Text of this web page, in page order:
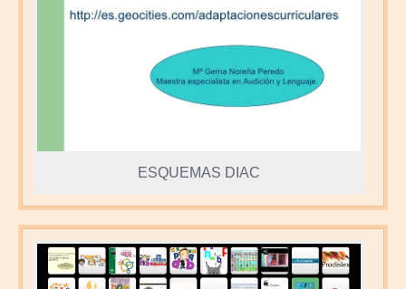
ESQUEMAS DIAC